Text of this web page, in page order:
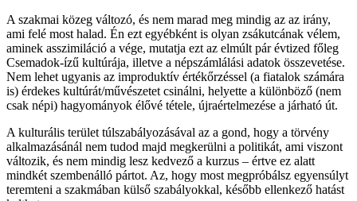
A szakmai közeg változó, és nem marad meg mindig az az irány,
ami felé most halad. Én ezt egyébként is olyan zsákutcának vélem,
aminek asszimiláció a vége, mutatja ezt az elmúlt pár évtized főleg
Csemadok-ízű kultúrája, illetve a népszámlálási adatok összevetése.
Nem lehet ugyanis az improduktív értékőrzéssel (a fiatalok számára
is) érdekes kultúrát/művészetet csinálni, helyette a különböző (nem
csak népi) hagyományok élővé tétele, újraértelmezése a járható út.
A kulturális terület túlszabályozásával az a gond, hogy a törvény
alkalmazásánál nem tudod majd megkerülni a politikát, ami viszont
változik, és nem mindig lesz kedvező a kurzus – értve ez alatt
mindkét szembenálló pártot. Az, hogy most megpróbálsz egyensúlyt
teremteni a szakmában külső szabályokkal, később ellenkező hatást